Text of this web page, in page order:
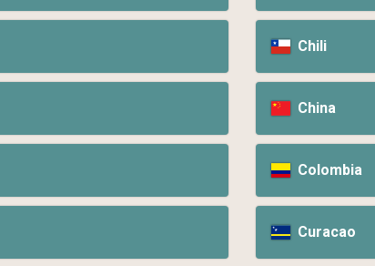
Chili
China
Colombia
Curacao